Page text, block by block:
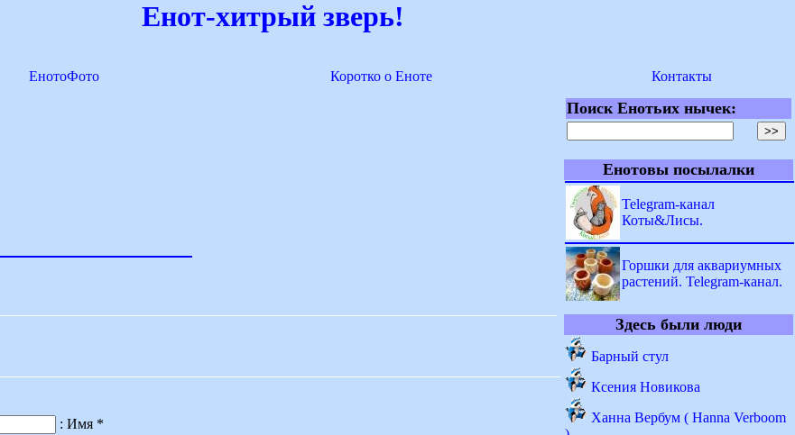
Енот-хитрый зверь!
ЕнотоФото Коротко о Еноте Контакты
: Имя *
Поиск Енотьих нычек:
Енотовы посылалки
Telegram-канал
Коты&Лисы.
Горшки для аквариумных
растений. Telegram-канал.
Здесь были люди
Барный стул
Ксения Новикова
Ханна Вербум ( Hanna Verboom